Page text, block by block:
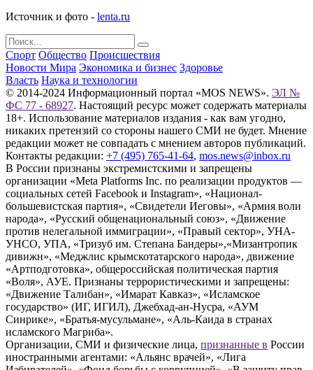
Источник и фото - lenta.ru
Спорт Общество Происшествия
Новости Мира Экономика и бизнес Здоровье
Власть Наука и технологии
© 2014-2024 Информационный портал «MOS NEWS». ЭЛ №
ФС 77 - 68927. Настоящий ресурс может содержать материалы
18+. Использование материалов издания - как вам угодно,
никаких претензий со стороны нашего СМИ не будет. Мнение
редакции может не совпадать с мнением авторов публикаций.
Контакты редакции: +7 (495) 765-41-64, mos.news@inbox.ru
В России признаны экстремистскими и запрещены
организации «Meta Platforms Inc. по реализации продуктов —
социальных сетей Facebook и Instagram», «Национал-
большевистская партия», «Свидетели Иеговы», «Армия воли
народа», «Русский общенациональный союз», «Движение
против нелегальной иммиграции», «Правый сектор», УНА-
УНСО, УПА, «Тризуб им. Степана Бандеры»,«Мизантропик
дивижн», «Меджлис крымскотатарского народа», движение
«Артподготовка», общероссийская политическая партия
«Воля», АУЕ. Признаны террористическими и запрещены:
«Движение Талибан», «Имарат Кавказ», «Исламское
государство» (ИГ, ИГИЛ), Джебхад-ан-Нусра, «АУМ
Синрике», «Братья-мусульмане», «Аль-Каида в странах
исламского Магриба».
Организации, СМИ и физические лица, признанные в России
иностранными агентами: «Альянс врачей», «Лига